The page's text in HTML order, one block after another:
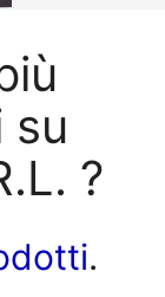
su
?
.